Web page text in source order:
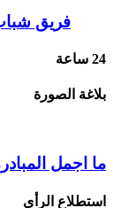
فريق
24 ساعة
بلاغة الصورة
ما اجمل
استطلاع الرأي